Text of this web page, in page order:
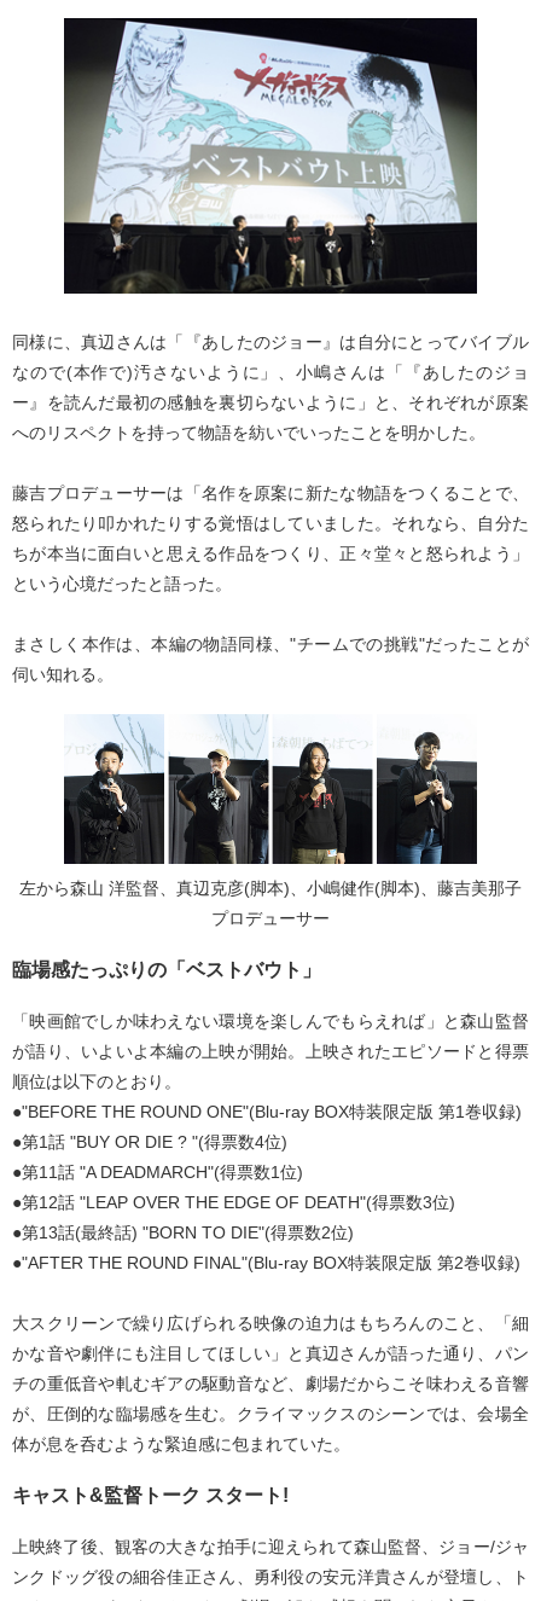
同様に、真辺さんは「『あしたのジョー』は自分にとってバイブル
なので(本作で)汚さないように」、小嶋さんは「『あしたのジョ
ー』を読んだ最初の感触を裏切らないように」と、それぞれが原案
へのリスペクトを持って物語を紡いでいったことを明かした。
藤吉プロデューサーは「名作を原案に新たな物語をつくることで、
怒られたり叩かれたりする覚悟はしていました。それなら、自分た
ちが本当に面白いと思える作品をつくり、正々堂々と怒られよう」
という心境だったと語った。
まさしく本作は、本編の物語同様、"チームでの挑戦"だったことが
伺い知れる。
左から森山 洋監督、真辺克彦(脚本)、小嶋健作(脚本)、藤吉美那子
プロデューサー
臨場感たっぷりの「ベストバウト」
「映画館でしか味わえない環境を楽しんでもらえれば」と森山監督
が語り、いよいよ本編の上映が開始。上映されたエピソードと得票
順位は以下のとおり。
●"BEFORE THE ROUND ONE"(Blu-ray BOX特装限定版 第1巻収録)
●第1話 "BUY OR DIE ? "(得票数4位)
●第11話 "A DEADMARCH"(得票数1位)
●第12話 "LEAP OVER THE EDGE OF DEATH"(得票数3位)
●第13話(最終話) "BORN TO DIE"(得票数2位)
●"AFTER THE ROUND FINAL"(Blu-ray BOX特装限定版 第2巻収録)
大スクリーンで繰り広げられる映像の迫力はもちろんのこと、「細
かな音や劇伴にも注目してほしい」と真辺さんが語った通り、パン
チの重低音や軋むギアの駆動音など、劇場だからこそ味わえる音響
が、圧倒的な臨場感を生む。クライマックスのシーンでは、会場全
体が息を呑むような緊迫感に包まれていた。
キャスト&監督トーク スタート!
上映終了後、観客の大きな拍手に迎えられて森山監督、ジョー/ジャ
ンクドッグ役の細谷佳正さん、勇利役の安元洋貴さんが登壇し、ト